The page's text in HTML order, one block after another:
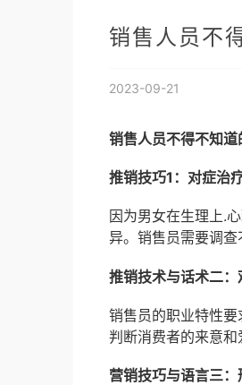
销售人员不
2023-09-21
销售人员不得不知
推销技巧1：对症治
因为男女在生理上.
异。销售员需要调查
推销技术与话术二：
销售员的职业特性
判断消费者的来意和
营销技巧与语言三：